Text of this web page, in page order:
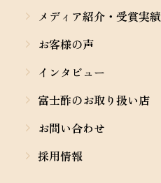
メディア紹介・受賞実績
お客様の声
インタビュー
富士酢のお取り扱い店
お問い合わせ
採用情報